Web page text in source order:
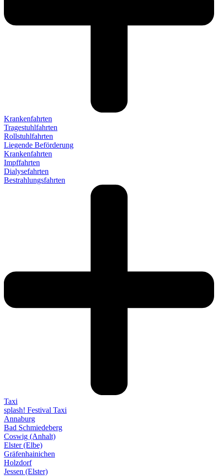
Krankenfahrten
Tragestuhlfahrten
Rollstuhlfahrten
Liegende Beförderung
Krankenfahrten
Impffahrten
Dialysefahrten
Bestrahlungsfahrten
Taxi
splash! Festival Taxi
Annaburg
Bad Schmiedeberg
Coswig (Anhalt)
Elster (Elbe)
Gräfenhainichen
Holzdorf
Jessen (Elster)